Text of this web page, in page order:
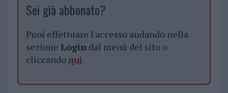
Sei già abbonato?
Puoi effettuare l'accesso andando nella
sezione Logindal menù del sito o
cliccando qui